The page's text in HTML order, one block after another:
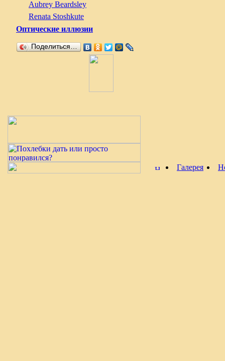
Aubrey Beardsley
Renata Stoshkute
Оптические иллюзии
Поделиться…
Галерея